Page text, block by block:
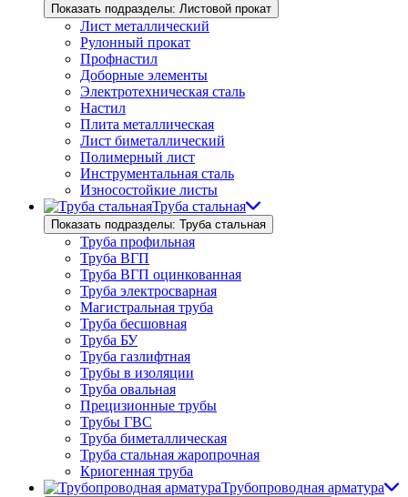
Показать подразделы: Листовой прокат
Лист металлический
Рулонный прокат
Профнастил
Доборные элементы
Электротехническая сталь
Настил
Плита металлическая
Лист биметаллический
Полимерный лист
Инструментальная сталь
Износостойкие листы
Труба стальная
Показать подразделы: Труба стальная
Труба профильная
Труба ВГП
Труба ВГП оцинкованная
Труба электросварная
Магистральная труба
Труба бесшовная
Труба БУ
Труба газлифтная
Трубы в изоляции
Труба овальная
Прецизионные трубы
Трубы ГВС
Труба биметаллическая
Труба стальная жаропрочная
Криогенная труба
Трубопроводная арматура